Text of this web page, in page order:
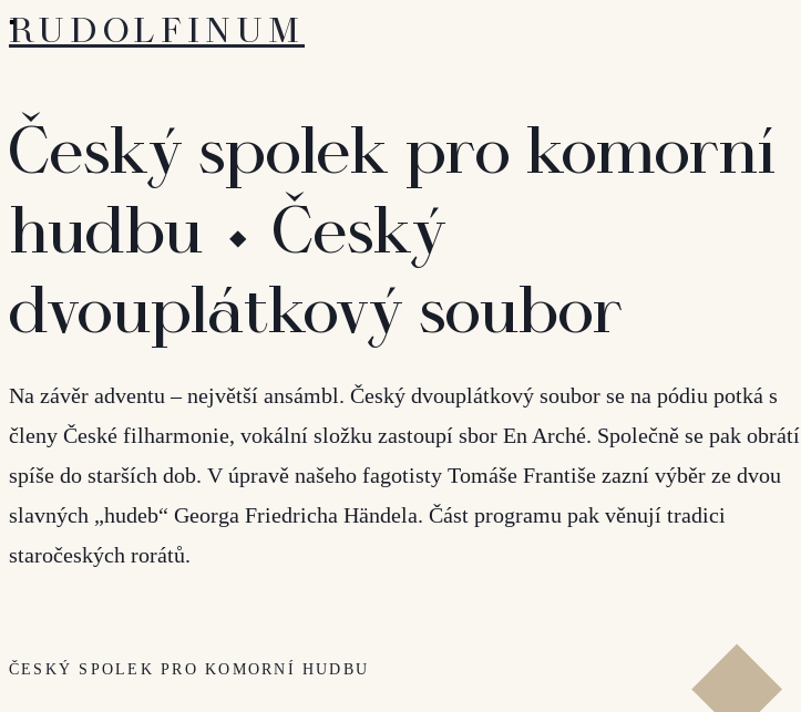
RUDOLFINUM
Český spolek pro komorní
hudbu ⬩ Český
dvouplátkový soubor
Na závěr adventu – největší ansámbl. Český dvouplátkový soubor se na pódiu potká s
členy České filharmonie, vokální složku zastoupí sbor En Arché. Společně se pak obrátí
spíše do starších dob. V úpravě našeho fagotisty Tomáše Františe zazní výběr ze dvou
slavných „hudeb“ Georga Friedricha Händela. Část programu pak věnují tradici
staročeských rorátů.
ČESKÝ SPOLEK PRO KOMORNÍ HUDBU